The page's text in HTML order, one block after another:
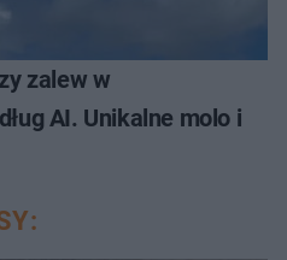
zalew w
AI. Unikalne molo i